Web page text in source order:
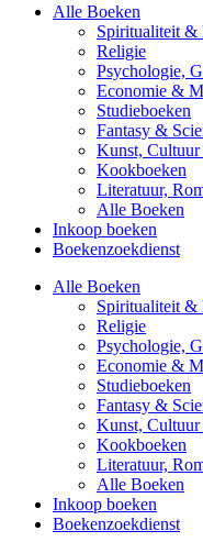
Alle Boeken
Spiritualiteit &
Religie
Psychologie,
Economie &
Studieboeken
Fantasy &
Kunst,
Kookboeken
Literatuur,
Alle Boeken
Inkoop boeken
Boekenzoekdienst
Alle Boeken
Spiritualiteit &
Religie
Psychologie,
Economie &
Studieboeken
Fantasy &
Kunst,
Kookboeken
Literatuur,
Alle Boeken
Inkoop boeken
Boekenzoekdienst